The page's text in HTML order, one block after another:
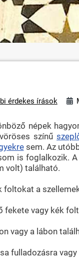
érdekes írások
népek
színű
sem. Az
is foglalkozik.
volt) található.
a
vagy kék
vagy a lábon
fulladozásra